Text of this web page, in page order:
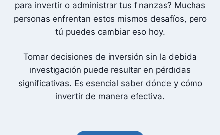
para invertir o administrar tus finanzas? Muchas
personas enfrentan estos mismos desafíos, pero
tú puedes cambiar eso hoy.
Tomar decisiones de inversión sin la debida
investigación puede resultar en pérdidas
significativas. Es esencial saber dónde y cómo
invertir de manera efectiva.